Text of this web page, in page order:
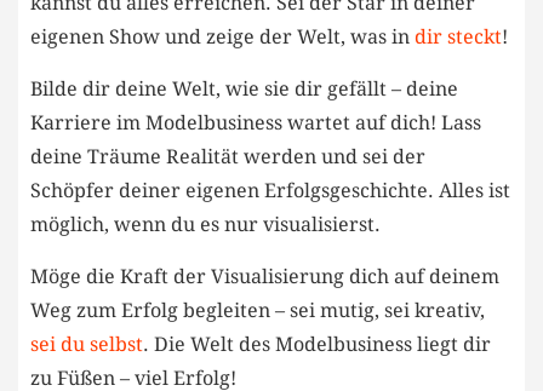
eigenen Show und zeige der Welt, was in dir steckt!
Bilde dir⁣ deine Welt, wie sie dir gefällt – deine
Karriere im Modelbusiness wartet auf dich! Lass
deine Träume Realität werden und sei der
Schöpfer deiner eigenen Erfolgsgeschichte.​ Alles ​ist
möglich, wenn du es nur visualisierst.
Möge die ‍Kraft der Visualisierung dich‍ auf deinem
‌Weg zum Erfolg begleiten – sei mutig, sei kreativ,
sei du⁤ selbst. Die Welt des Modelbusiness liegt dir
zu Füßen – viel Erfolg!